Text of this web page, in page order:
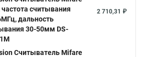
частота считывания
дальность
30-50мм DS-
2 710,31 ₽
Считыватель Mifare